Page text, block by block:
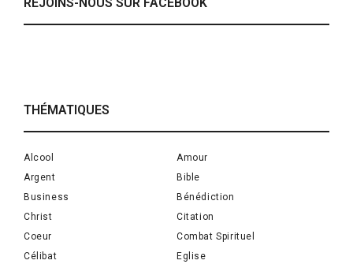
THÉMATIQUES
Alcool
Amour
Argent
Bible
Business
Bénédiction
Christ
Citation
Coeur
Combat Spirituel
Célibat
Eglise